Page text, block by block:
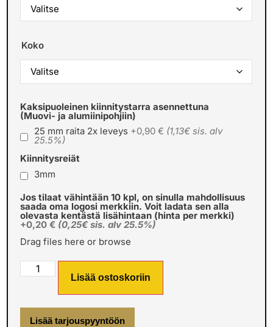
Koko
Kaksipuoleinen kiinnitystarra asennettuna
(Muovi- ja alumiinipohjiin)
25 mm raita 2x leveys +0,90 € (1,13€ sis. alv
25.5%)
Kiinnitysreiät
3mm
Jos tilaat vähintään 10 kpl, on sinulla mahdollisuus
saada oma logosi merkkiin. Voit ladata sen alla
olevasta kentästä lisähintaan (hinta per merkki)
+0,20 € (0,25€ sis. alv 25.5%)
Drag files here or browse
Lisää ostoskoriin
Lisää tarjouspyyntöön